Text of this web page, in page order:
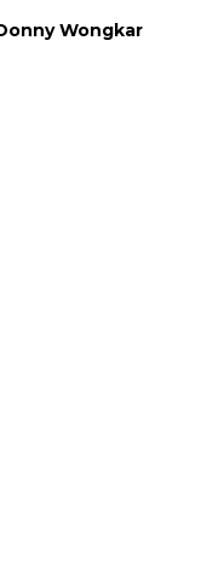
Wongkar